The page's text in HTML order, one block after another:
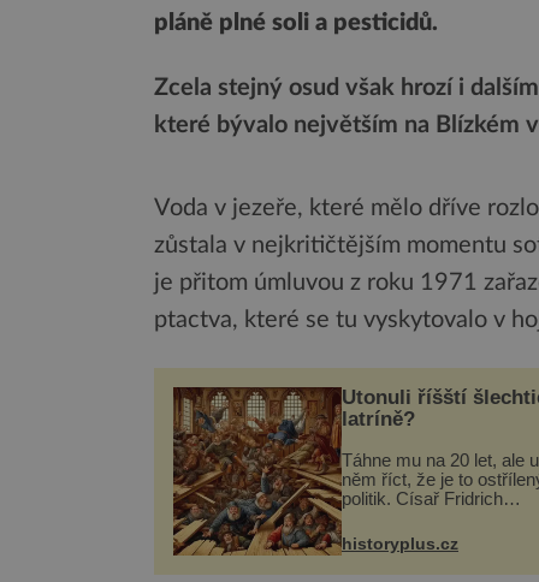
pláně plné soli a pesticidů.
Zcela stejný osud však hrozí i
které bývalo největším na Blízkém
Voda v jezeře, které mělo dříve
zůstala v nejkritičtějším momentu
je přitom úmluvou z roku 1971
ptactva, které se tu vyskytovalo v
Utonuli říšští
latríně?
Táhne mu na 20 let, ale
něm říct, že je to
politik. Císař Fridrich
syna a dědice Jindřicha
Erfurtu, aby se stal
prostředníkem při řešení
historyplus.cz